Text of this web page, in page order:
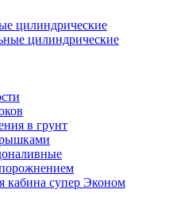
цилиндрические
цилиндрические
в грунт
кабина супер Эконом